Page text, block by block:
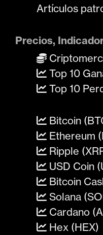
Artículos
Precios,
Top 10
Top 10
Bitcoin
Ethereum
Ripple
USD Coin
Bitcoin
Solana
Cardano
Hex (HEX)